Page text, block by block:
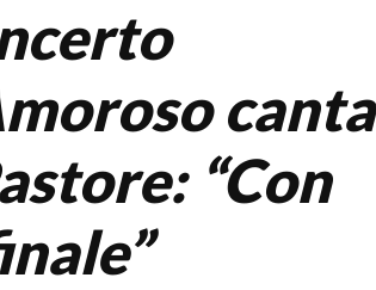
canta
“Con